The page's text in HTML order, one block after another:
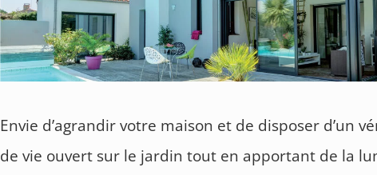
Envie d’agrandir votre maison et de disposer d’un
de vie ouvert sur le jardin tout en apportant de la